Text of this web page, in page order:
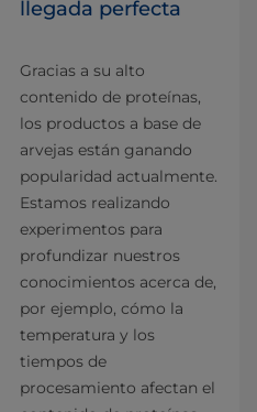
llegada perfecta
Gracias a su alto
contenido de proteínas,
los productos a base de
arvejas están ganando
popularidad actualmente.
Estamos realizando
experimentos para
profundizar nuestros
conocimientos acerca de,
por ejemplo, cómo la
temperatura y los
tiempos de
procesamiento afectan el